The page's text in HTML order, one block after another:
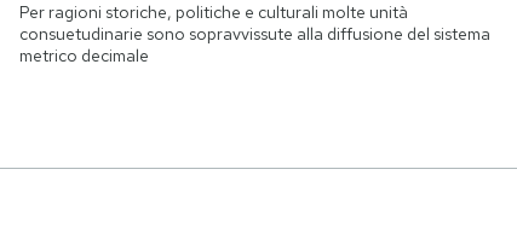
Per ragioni storiche, politiche e culturali molte unità
consuetudinarie sono sopravvissute alla diffusione del sistema
metrico decimale